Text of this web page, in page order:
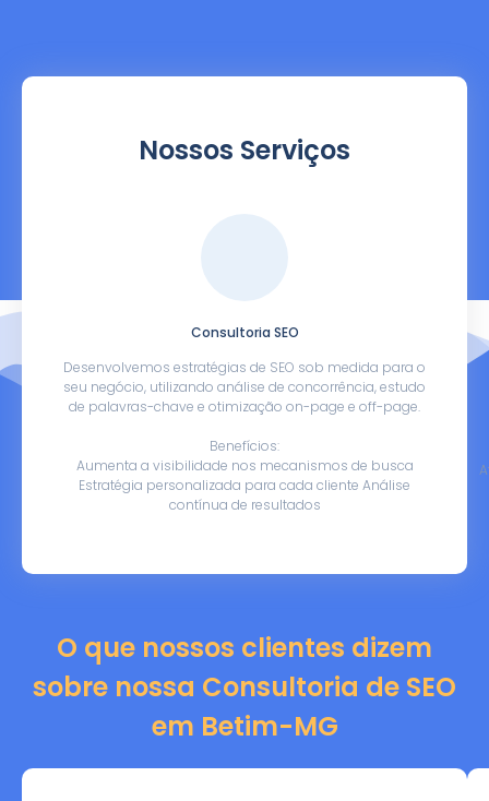
Nossos Serviços
Consultoria SEO
Desenvolvemos estratégias de SEO sob medida para o
seu negócio, utilizando análise de concorrência, estudo
de palavras-chave e otimização on-page e off-page.
Benefícios:
Aumenta a visibilidade nos mecanismos de busca
Estratégia personalizada para cada cliente Análise
contínua de resultados
O que nossos clientes dizem
sobre nossa Consultoria de SEO
em Betim-MG